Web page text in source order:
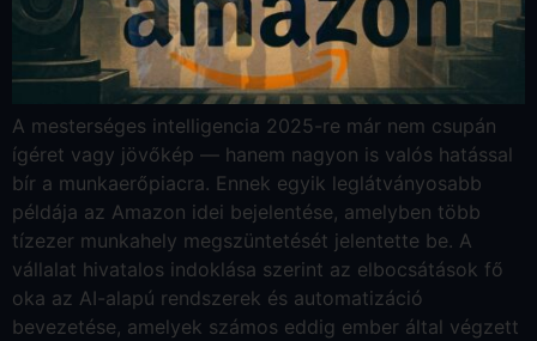
A mesterséges intelligencia 2025-re már nem csupán
ígéret vagy jövőkép — hanem nagyon is valós hatással
bír a munkaerőpiacra. Ennek egyik leglátványosabb
példája az Amazon idei bejelentése, amelyben több
tízezer munkahely megszüntetését jelentette be. A
vállalat hivatalos indoklása szerint az elbocsátások fő
oka az AI-alapú rendszerek és automatizáció
bevezetése, amelyek számos eddig ember által végzett